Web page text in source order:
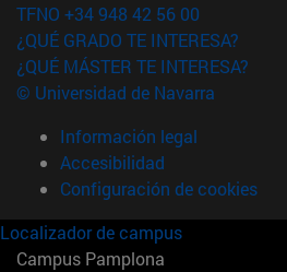
TFNO +34 948 42 56 00
¿QUÉ GRADO TE INTERESA?
¿QUÉ MÁSTER TE INTERESA?
© Universidad de Navarra
Información legal
Accesibilidad
Configuración de cookies
Localizador de campus
Campus Pamplona